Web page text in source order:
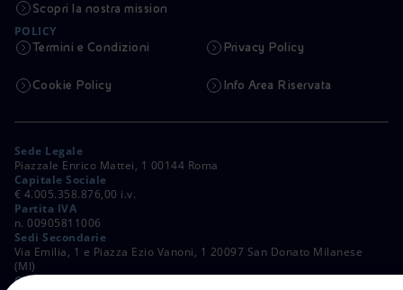
Scopri la nostra mission
POLICY
Termini e Condizioni Privacy Policy
Cookie Policy Info Area Riservata
Sede Legale
Piazzale Enrico Mattei, 1 00144 Roma
Capitale Sociale
€ 4.005.358.876,00 i.v.
Partita IVA
n. 00905811006
Sedi Secondarie
Via Emilia, 1 e Piazza Ezio Vanoni, 1 20097 San Donato Milanese
(MI)
C. Fiscale e Registro Imprese di Roma